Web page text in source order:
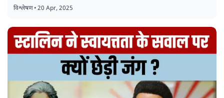
विश्लेषण•20 Apr, 2025